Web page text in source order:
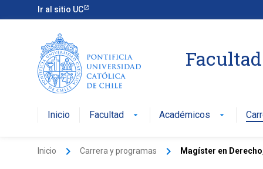
Ir al sitio UC
Inicio Facultad arrow_drop_down Académicos arrow_drop_down
Inicio keyboard_arrow_right Carrera y programas keyboard_arrow_right Magíster en